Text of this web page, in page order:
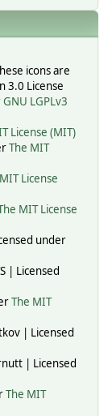
icons are
3.0 License
GNU LGPLv3
License (MIT)
The MIT
License
MIT License
under
| Licensed
The MIT
| Licensed
| Licensed
The MIT